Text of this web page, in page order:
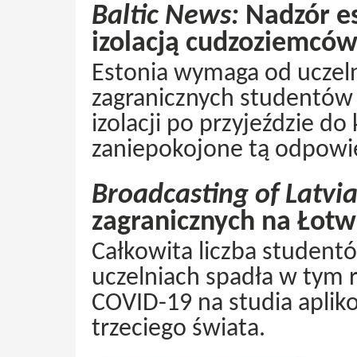
Baltic News: Nadzór
izolacją cudzoziemców
Estonia wymaga od
zagranicznych
izolacji po przyjeździe do
zaniepokojone tą
Broadcasting of
zagranicznych na
Całkowita liczba
uczelniach spadła w tym
COVID-19 na studia
trzeciego świata.